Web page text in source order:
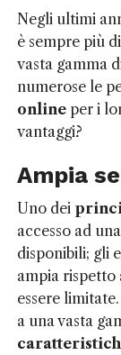
Negli ultimi
è sempre più
vasta gamma
numerose le
onlineper i
vantaggi?
Ampia
Uno dei
accesso ad una
disponibili; gli
ampia rispetto
essere
a una vasta